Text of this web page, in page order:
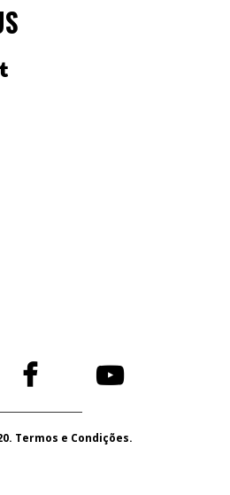
Termos e Condições.